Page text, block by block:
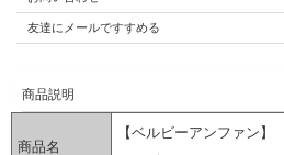
友達にメールですすめる
商品説明
商品名
【ベルビーアンファン】